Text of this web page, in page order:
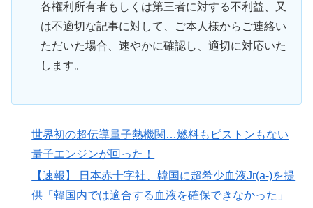
各権利所有者もしくは第三者に対する不利益、又
は不適切な記事に対して、ご本人様からご連絡い
ただいた場合、速やかに確認し、適切に対応いた
します。
世界初の超伝導量子熱機関…燃料もピストンもない
量子エンジンが回った！
【速報】 日本赤十字社、韓国に超希少血液Jr(a-)を提
供「韓国内では適合する血液を確保できなかった」